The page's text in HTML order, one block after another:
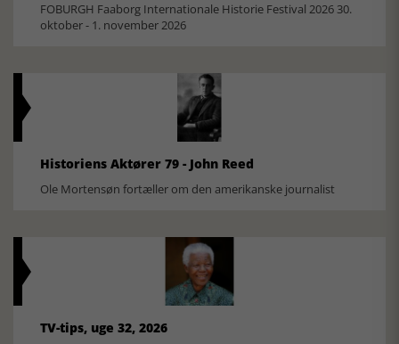
FOBURGH Faaborg Internationale Historie Festival 2026 30.
oktober - 1. november 2026
Historiens Aktører 79 - John Reed
Ole Mortensøn fortæller om den amerikanske journalist
TV-tips, uge 32, 2026